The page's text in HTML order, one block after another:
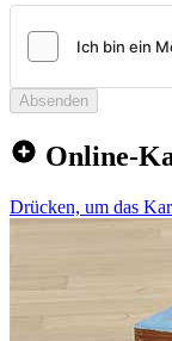
Absenden
Online-
Drücken, um das